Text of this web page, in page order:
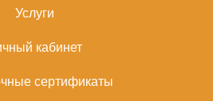
Услуги
кабинет
сертификаты